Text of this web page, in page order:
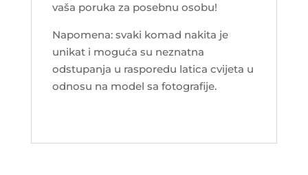
vaša poruka za posebnu osobu!
Napomena: svaki komad nakita je
unikat i moguća su neznatna
odstupanja u rasporedu latica cvijeta u
odnosu na model sa fotografije.